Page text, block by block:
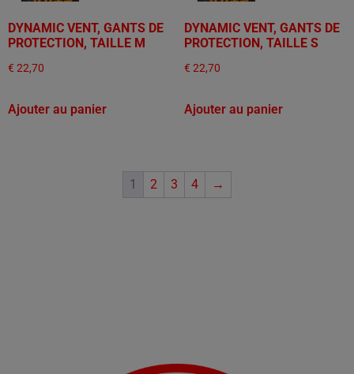
DYNAMIC VENT, GANTS DE
PROTECTION, TAILLE M
€ 22,70
Ajouter au panier
DYNAMIC VENT, GANTS DE
PROTECTION, TAILLE S
€ 22,70
Ajouter au panier
1 2 3 4 →